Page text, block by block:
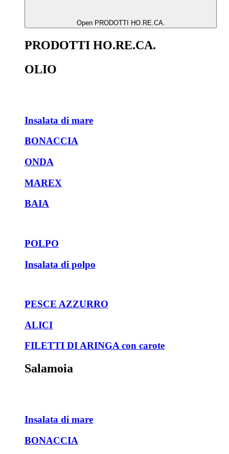
Open PRODOTTI HO.RE.CA.
PRODOTTI HO.RE.CA.
OLIO
Insalata di mare
BONACCIA
ONDA
MAREX
BAIA
POLPO
Insalata di polpo
PESCE AZZURRO
ALICI
FILETTI DI ARINGA con carote
Salamoia
Insalata di mare
BONACCIA